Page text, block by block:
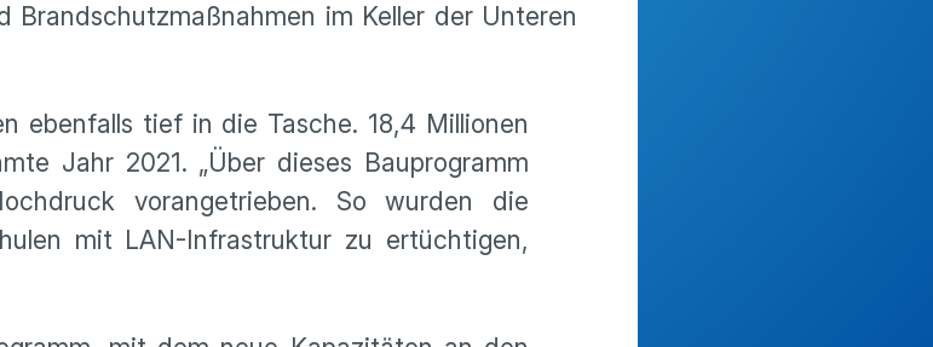
Brandschutzmaßnahmen im Keller der Unteren
ebenfalls tief in die Tasche. 18,4 Millionen
Jahr 2021. „Über dieses Bauprogramm
vorangetrieben. So wurden die
mit LAN-Infrastruktur zu ertüchtigen,